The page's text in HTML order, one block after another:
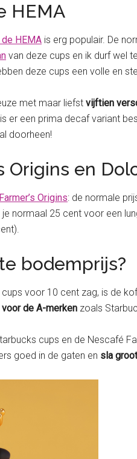
HEMA
HEMA is erg populair. De
van deze cups en ik durf wel
deze cups een volle en
met maar liefst vijftien
er een prima decaf variant
doorheen!
Origins en
Origins: de normale
je normaal 25 cent voor een
bodemprijs?
voor 10 cent zag, is de
de A-merken zoals
cups en de Nescafé
goed in de gaten en sla